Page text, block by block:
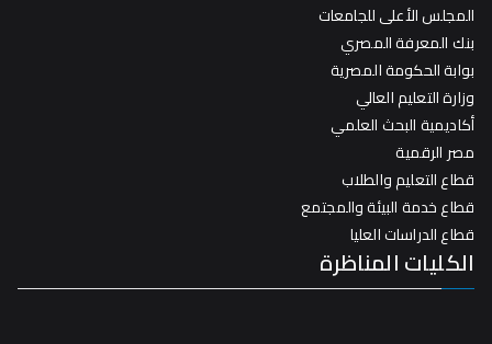
المجلس الأعلى للجامعات
بنك المعرفة المصري
بوابة الحكومة المصرية
وزارة التعليم العالي
أكاديمية البحث العلمي
مصر الرقمية
قطاع التعليم والطلاب
قطاع خدمة البيئة والمجتمع
قطاع الدراسات العليا
الكليات المناظرة